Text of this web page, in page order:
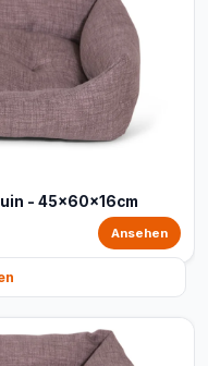
- 45x60x16cm
Ansehen